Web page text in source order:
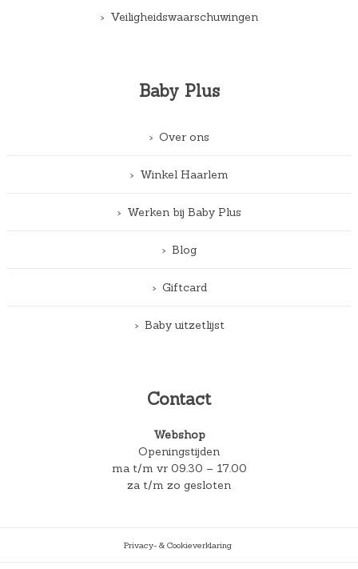
Veiligheidswaarschuwingen
Baby Plus
Over ons
Winkel Haarlem
Werken bij Baby Plus
Blog
Giftcard
Baby uitzetlijst
Contact
Webshop
Openingstijden
ma t/m vr 09.30 – 17.00
za t/m zo gesloten
Privacy- & Cookieverklaring